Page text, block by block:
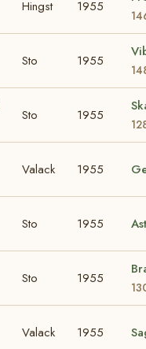
Hingst 1955
Sto 1955
Sto 1955
Valack 1955
Sto 1955
Sto 1955
Valack 1955